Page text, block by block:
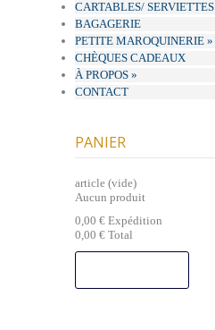
CARTABLES/ SERVIETTES
BAGAGERIE
PETITE MAROQUINERIE »
CHÈQUES CADEAUX
À PROPOS »
CONTACT
PANIER
article (vide)
Aucun produit
0,00 € Expédition
0,00 € Total